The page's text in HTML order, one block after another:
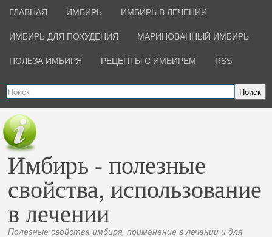
ГЛАВНАЯ ИМБИРЬ ИМБИРЬ В ЛЕЧЕНИИ
ИМБИРЬ ДЛЯ ПОХУДЕНИЯ МАРИНОВАННЫЙ ИМБИРЬ
ПОЛЬЗА ИМБИРЯ РЕЦЕПТЫ С ИМБИРЕМ RSS
Поиск
Имбирь - полезные
свойства, использование
в лечении
Полезные свойства имбиря, применение в лечении и для